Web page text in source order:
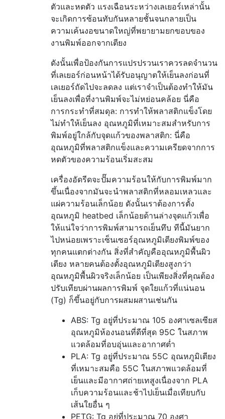
ตัวและหดตัว แรงเฉือนระหว่างเลเยอร์เหล่านั้น
จะเกิดการซ้อนทับกันหลายชั้นจนกลายเป็น
ความเค้นงอขนาดใหญ่ที่พยายามยกขอบของ
งานพิมพ์ออกจากเตียง
ดังนั้นเพื่อป้องกันการแปรปรวนเราควรลดจำนวน
ที่เลเยอร์ก่อนหน้าได้รับอนุญาตให้เย็นลงก่อนที่
เลเยอร์ถัดไปจะลดลง แต่เราจำเป็นต้องทำให้มัน
เย็นลงเพื่อที่งานพิมพ์จะไม่หย่อนคล้อย นี่คือ
การกระทำที่สมดุล: การทำให้พลาสติกแข็งโดย
ไม่ทำให้เย็นลง อุณหภูมิที่เหมาะสมสำหรับการ
พิมพ์อยู่ใกล้กับจุดแก้วของพลาสติก: นี่คือ
อุณหภูมิที่พลาสติกแข็งและความเครียดจากการ
หดตัวของความร้อนเริ่มสะสม
เครื่องอัดรีดจะปั๊มความร้อนให้กับการพิมพ์มาก
ขึ้นเนื่องจากมันจะนำพลาสติกที่หลอมเหลวและ
แผ่ความร้อนเล็กน้อย ดังนั้นเราต้องการตั้ง
อุณหภูมิ heatbed เล็กน้อยด้านล่างจุดแก้วเพื่อ
ให้แน่ใจว่าการพิมพ์สามารถเย็นทึบ ทีนี้มันยาก
ไปหน่อยเพราะเซ็นเซอร์อุณหภูมิเตียงพิมพ์ของ
ทุกคนแตกต่างกัน สิ่งที่สำคัญคืออุณหภูมิพื้นผิว
เตียง หลายคนต้องตั้งอุณหภูมิเตียงสูงกว่า
อุณหภูมิพื้นผิวจริงเล็กน้อย เป็นเพียงสิ่งที่คุณต้อง
ปรับเทียบผ่านผลการพิมพ์ จุดใยแก้วที่แน่นอน
(Tg) ก็ขึ้นอยู่กับการผสมผสานเช่นกัน
ABS: Tg อยู่ที่ประมาณ 105 องศาเซลเซียส
อุณหภูมิห้องนอนที่ดีที่สุด 95C ในสภาพ
แวดล้อมที่อบอุ่นและอากาศต่ำ
PLA: Tg อยู่ที่ประมาณ 55C อุณหภูมิเตียง
ที่เหมาะสมคือ 55C ในสภาพแวดล้อมที่
เย็นและมีอากาศถ่ายเทสูงเนื่องจาก PLA
เก็บความร้อนและช้าไปเย็นเมื่อเทียบกับ
เส้นใยอื่น ๆ
PETG: Tg อยู่ที่ประมาณ 70 องศา